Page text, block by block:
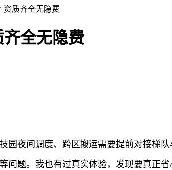
资质齐全无隐费
全无隐费
夜间调度、跨区搬运需要提前对接梯
题。我也有过真实体验，发现要真正